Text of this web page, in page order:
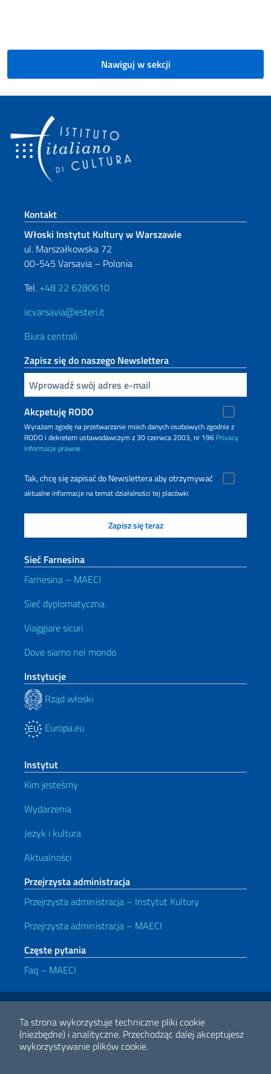
Ta strona wykorzystuje techniczne pliki cookie
(niezbędne) i analityczne. Przechodząc dalej akceptujesz
wykorzystywanie plików cookie.
Nawiguj w sekcji
Footer section
Kontakt
Włoski Instytut Kultury w Warszawie
ul. Marszałkowska 72
00-545 Varsavia – Polonia
Tel. +48 22 6280610
iicvarsavia@esteri.it
Biura centrali
Zapisz się do naszego Newslettera
Inserisci la tua email
Akcpetuję RODO
Wyrażam zgodę na przetwarzanie moich danych osobowych zgodnie z
RODO i dekretem ustawodawczym z 30 czerwca 2003, nr 196 Privacy
Informacje prawne
Tak, chcę się zapisać do Newslettera aby otrzymywać
aktualne informacje na temat działalności tej placówki
Sieć Farnesina
Farnesina – MAECI
Sieć dyplomatyczna
Viaggiare sicuri
Dove siamo nel mondo
Instytucje
Rząd włoski
Europa.eu
Instytut
Kim jesteśmy
Wydarzenia
Jezyk i kultura
Aktualności
Przejrzysta administracja
Przejrzysta administracja – Instytut Kultury
Przejrzysta administracja – MAECI
Częste pytania
Faq – MAECI
Przydatne linki